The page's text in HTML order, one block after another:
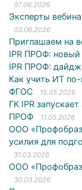
07.06.2026
Эксперты
03.06.2026
Приглашаем на
IPR ПРОФ:
IPR ПРОФ:
Как учить ИТ
ФГОС
15.05.2026
ГК IPR
ПРОФ
11.05.2026
ООО
усилия для
31.03.2026
ООО
30.03.2026